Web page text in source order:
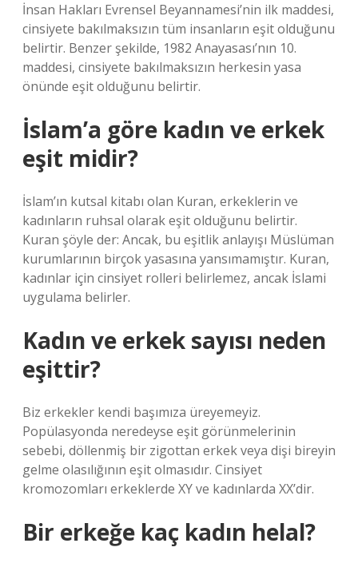
İnsan Hakları Evrensel Beyannamesi’nin ilk maddesi,
cinsiyete bakılmaksızın tüm insanların eşit olduğunu
belirtir. Benzer şekilde, 1982 Anayasası’nın 10.
maddesi, cinsiyete bakılmaksızın herkesin yasa
önünde eşit olduğunu belirtir.
İslam’a göre kadın ve erkek
eşit midir?
İslam’ın kutsal kitabı olan Kuran, erkeklerin ve
kadınların ruhsal olarak eşit olduğunu belirtir.
Kuran şöyle der: Ancak, bu eşitlik anlayışı Müslüman
kurumlarının birçok yasasına yansımamıştır. Kuran,
kadınlar için cinsiyet rolleri belirlemez, ancak İslami
uygulama belirler.
Kadın ve erkek sayısı neden
eşittir?
Biz erkekler kendi başımıza üreyemeyiz.
Popülasyonda neredeyse eşit görünmelerinin
sebebi, döllenmiş bir zigottan erkek veya dişi bireyin
gelme olasılığının eşit olmasıdır. Cinsiyet
kromozomları erkeklerde XY ve kadınlarda XX’dir.
Bir erkeğe kaç kadın helal?